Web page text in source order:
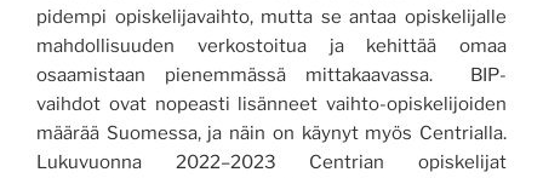
pidempi opiskelijavaihto, mutta se antaa opiskelijalle
mahdollisuuden verkostoitua ja kehittää omaa
osaamistaan pienemmässä mittakaavassa. BIP-
vaihdot ovat nopeasti lisänneet vaihto-opiskelijoiden
määrää Suomessa, ja näin on käynyt myös Centrialla.
Lukuvuonna 2022–2023 Centrian opiskelijat